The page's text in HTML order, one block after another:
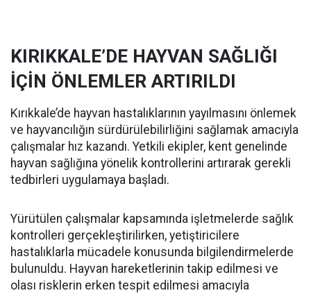
KIRIKKALE’DE HAYVAN SAĞLIĞI
İÇİN ÖNLEMLER ARTIRILDI
Kırıkkale’de hayvan hastalıklarının yayılmasını önlemek
ve hayvancılığın sürdürülebilirliğini sağlamak amacıyla
çalışmalar hız kazandı. Yetkili ekipler, kent genelinde
hayvan sağlığına yönelik kontrollerini artırarak gerekli
tedbirleri uygulamaya başladı.
Yürütülen çalışmalar kapsamında işletmelerde sağlık
kontrolleri gerçekleştirilirken, yetiştiricilere
hastalıklarla mücadele konusunda bilgilendirmelerde
bulunuldu. Hayvan hareketlerinin takip edilmesi ve
olası risklerin erken tespit edilmesi amacıyla